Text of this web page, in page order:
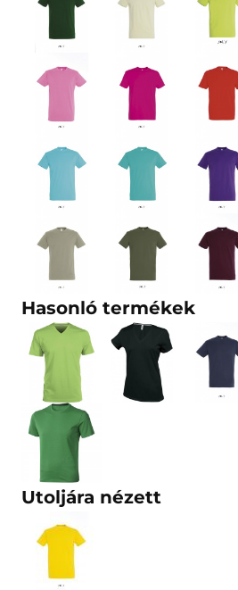
Hasonló termékek
Utoljára nézett